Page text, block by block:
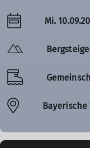
Mi.
Bayerische